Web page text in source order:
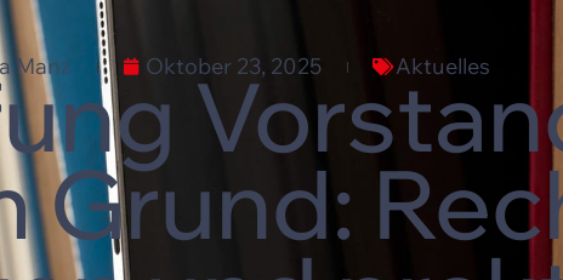
Manz Oktober 23, 2025 Aktuelles
Grund: